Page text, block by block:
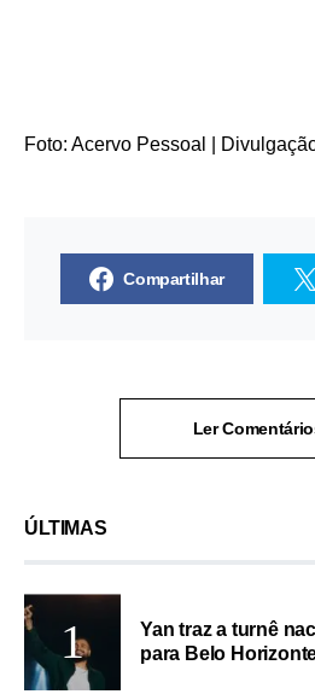
Foto: Acervo Pessoal |
Compartilhar
Ler
ÚLTIMAS
Yan traz a turnê
para Belo